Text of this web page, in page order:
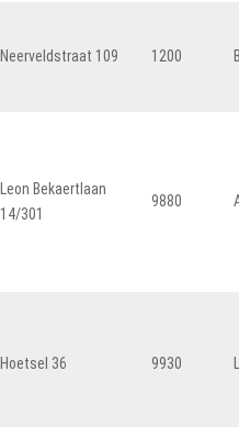
Neerveldstraat 109 1200
Leon Bekaertlaan
14/301
9880
Hoetsel 36 9930